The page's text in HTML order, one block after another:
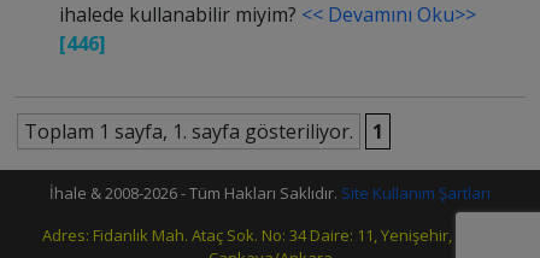
ihalede kullanabilir miyim? << Devamını Oku>>
[446]
Toplam 1 sayfa, 1. sayfa gösteriliyor. 1
İhale & 2008-2026 - Tüm Hakları Saklıdır. Site Kullanım Şartları
Adres: Fidanlık Mah. Ataç Sok. No: 34 Daire: 11, Yenişehir, 06420